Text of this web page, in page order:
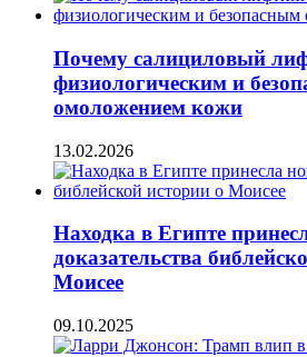
Почему салициловый
физиологическим и
омоложением кожи
13.02.2026
Находка в Египте
доказательства
Моисее
09.10.2025